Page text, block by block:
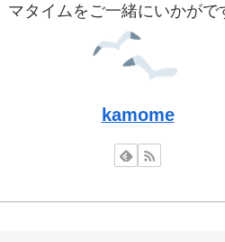
マタイムをご一緒にいかがで
kamome